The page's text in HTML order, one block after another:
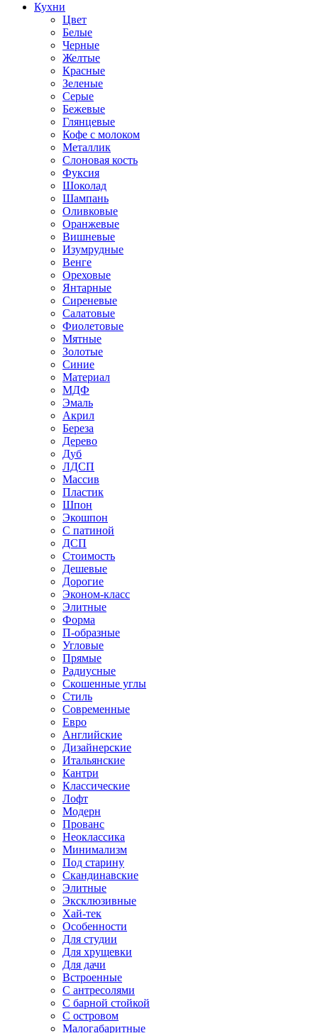
Кухни
Цвет
Белые
Черные
Желтые
Красные
Зеленые
Серые
Бежевые
Глянцевые
Кофе с молоком
Металлик
Слоновая кость
Фуксия
Шоколад
Шампань
Оливковые
Оранжевые
Вишневые
Изумрудные
Венге
Ореховые
Янтарные
Сиреневые
Салатовые
Фиолетовые
Мятные
Золотые
Синие
Материал
МДФ
Эмаль
Акрил
Береза
Дерево
Дуб
ЛДСП
Массив
Пластик
Шпон
Экошпон
С патиной
ДСП
Стоимость
Дешевые
Дорогие
Эконом-класс
Элитные
Форма
П-образные
Угловые
Прямые
Радиусные
Скошенные углы
Стиль
Современные
Евро
Английские
Дизайнерские
Итальянские
Кантри
Классические
Лофт
Модерн
Прованс
Неоклассика
Минимализм
Под старину
Скандинавские
Элитные
Эксклюзивные
Хай-тек
Особенности
Для студии
Для хрущевки
Для дачи
Встроенные
С антресолями
С барной стойкой
С островом
Малогабаритные